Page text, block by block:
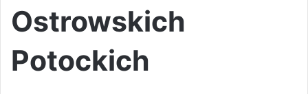
Ostrowskich
Potockich